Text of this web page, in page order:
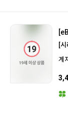
[시
계